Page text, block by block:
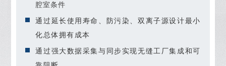
腔室条件
通过延长使用寿命、防污染、双离子源设计最小
化总体拥有成本
通过强大数据采集与同步实现无缝工厂集成和可